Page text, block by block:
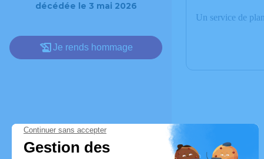
décédée le 3 mai 2026
Je rends hommage
Un service de